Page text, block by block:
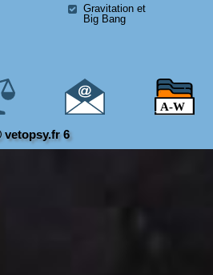
Gravitation et
Big Bang
vetopsy.fr 6